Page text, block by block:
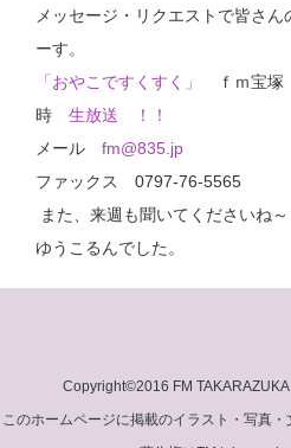
メッセージ・リクエストで皆さ
ーす。
「おやこですくすく」
ｆｍ宝塚
時 生放送 ！！
メール fm@835.jp
ファックス 0797-76-5565
また、来週も聞いてくださいね～
ゆうこるんでした。
Copyright©2016 FM
このホームページに掲載のイラスト・写真